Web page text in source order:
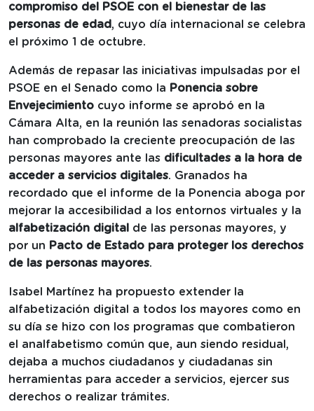
compromiso del PSOE con el bienestar de las
personas de edad , cuyo día internacional se celebra
el próximo 1 de octubre.
Además de repasar las iniciativas impulsadas por el
PSOE en el Senado como la Ponencia sobre
Envejecimiento cuyo informe se aprobó en la
Cámara Alta, en la reunión las senadoras socialistas
han comprobado la creciente preocupación de las
personas mayores ante las dificultades a la hora de
acceder a servicios digitales. Granados ha
recordado que el informe de la Ponencia aboga por
mejorar la accesibilidad a los entornos virtuales y la
alfabetización digital
de las personas mayores, y
por un Pacto de Estado para proteger los derechos
de las personas mayores.
Isabel Martínez ha propuesto extender la
alfabetización digital a todos los mayores como en
su día se hizo con los programas que combatieron
el analfabetismo común que, aun siendo residual,
dejaba a muchos ciudadanos y ciudadanas sin
herramientas para acceder a servicios, ejercer sus
derechos o realizar trámites.